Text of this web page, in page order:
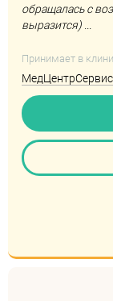
обращалась с
выразится) ...
Принимает в